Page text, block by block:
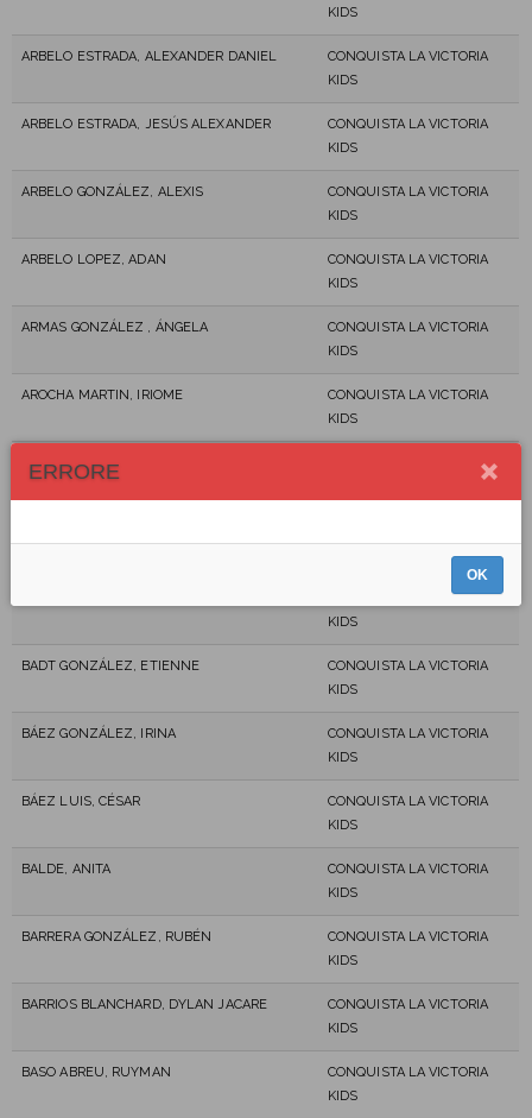
KIDS
ARBELO ESTRADA, ALEXANDER DANIEL
CONQUISTA LA VICTORIA
KIDS
ARBELO ESTRADA, JESÚS ALEXANDER
CONQUISTA LA VICTORIA
KIDS
ARBELO GONZÁLEZ, ALEXIS
CONQUISTA LA VICTORIA
KIDS
ARBELO LOPEZ, ADAN
CONQUISTA LA VICTORIA
KIDS
ARMAS GONZÁLEZ , ÁNGELA
CONQUISTA LA VICTORIA
KIDS
AROCHA MARTIN, IRIOME
CONQUISTA LA VICTORIA
KIDS
AROCHA MARTIN, NOA
CONQUISTA LA VICTORIA
CONQUISTA LA VICTORIA
KIDS
BADT GONZÁLEZ, ETIENNE
CONQUISTA LA VICTORIA
KIDS
BÁEZ GONZÁLEZ, IRINA
CONQUISTA LA VICTORIA
KIDS
BÁEZ LUIS, CÉSAR
CONQUISTA LA VICTORIA
KIDS
BALDE, ANITA
CONQUISTA LA VICTORIA
KIDS
BARRERA GONZÁLEZ, RUBÉN
CONQUISTA LA VICTORIA
KIDS
BARRIOS BLANCHARD, DYLAN JACARE
CONQUISTA LA VICTORIA
KIDS
BASO ABREU, RUYMAN
CONQUISTA LA VICTORIA
KIDS
ERRORE
OK